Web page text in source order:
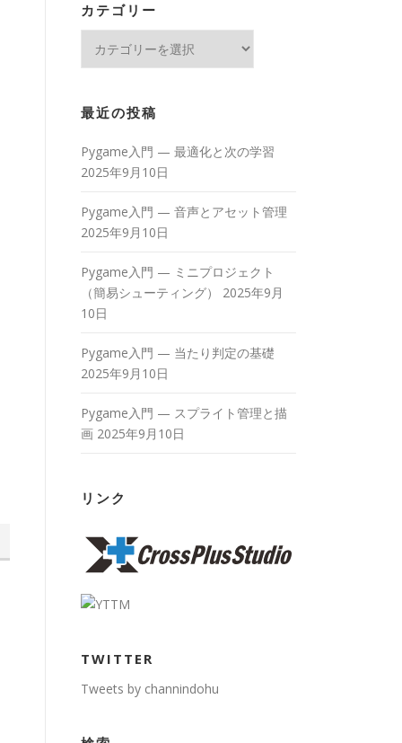
カテゴリー
ー
最近の投稿
Pygame入門 — 最適化と次の学習
2025年9月10日
Pygame入門 — 音声とアセット管理
2025年9月10日
Pygame入門 — ミニプロジェクト
（簡易シューティング）
2025年9月
10日
Pygame入門 — 当たり判定の基礎
2025年9月10日
Pygame入門 — スプライト管理と描
画 2025年9月10日
リンク
TWITTER
Tweets by channindohu